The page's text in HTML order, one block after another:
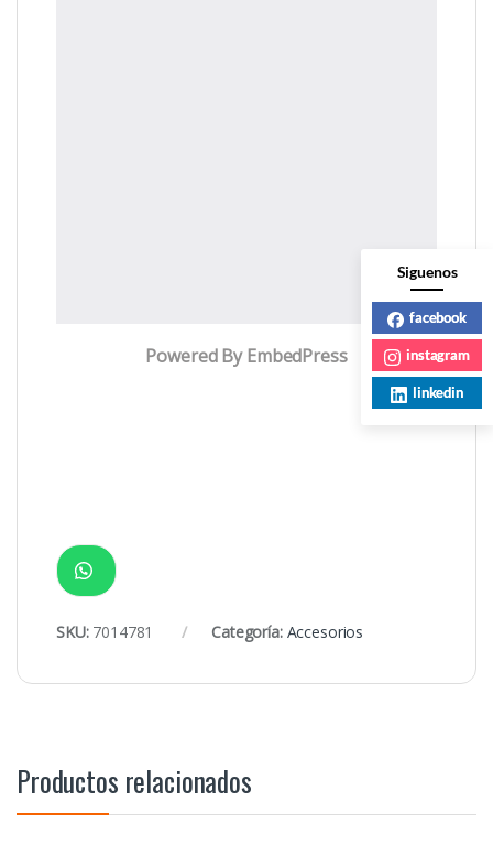
Powered By EmbedPress
SKU: 7014781 Categoría: Accesorios
Productos relacionados
Siguenos
facebook
instagram
linkedin